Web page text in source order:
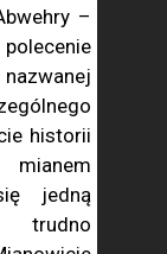
–
historii
jedną
trudno